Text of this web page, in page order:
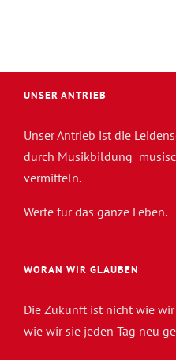
UNSER ANTRIEB
Unser Antrieb ist die
durch Musikbildung
vermitteln.
Werte für das ganze Leben.
WORAN WIR GLAUBEN
Die Zukunft ist nicht wie
wie wir sie jeden Tag neu